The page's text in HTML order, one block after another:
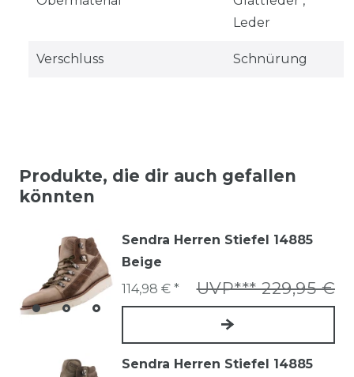
Leder
Verschluss Schnürung
Produkte, die dir auch gefallen
könnten
Sendra Herren Stiefel 14885
Beige
UVP*** 229,95 €
114,98 € *
Sendra Herren Stiefel 14885